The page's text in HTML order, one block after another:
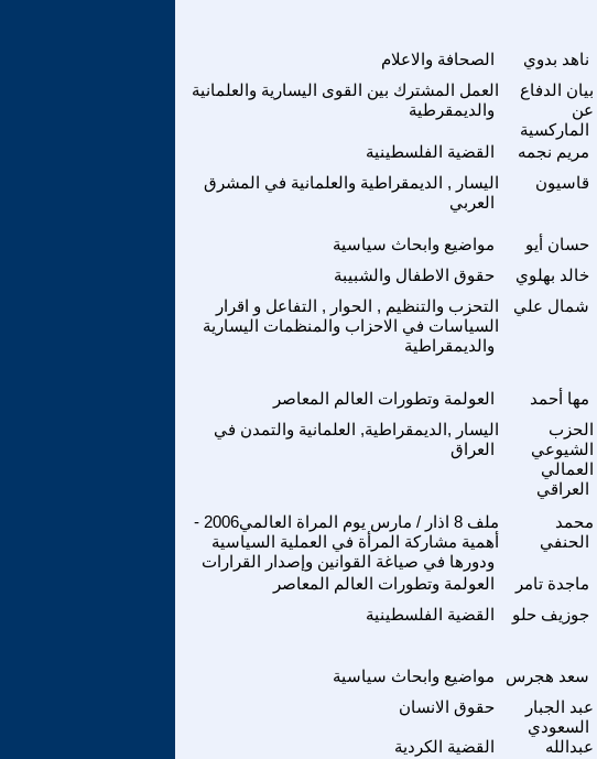
الصحافة والاعلام ناهد بدوي
العمل المشترك بين القوى اليسارية والعلمانية
والديمقرطية
بيان الدفاع
عن
الماركسية
القضية الفلسطينية مريم نجمه
اليسار , الديمقراطية والعلمانية في المشرق
العربي
قاسيون
مواضيع وابحاث سياسية حسان أيو
حقوق الاطفال والشبيبة
خالد بهلوي
التحزب والتنظيم , الحوار , التفاعل و اقرار
السياسات في الاحزاب والمنظمات اليسارية
والديمقراطية
شمال علي
العولمة وتطورات العالم المعاصر مها أحمد
اليسار ,الديمقراطية, العلمانية والتمدن في
العراق
الحزب
الشيوعي
العمالي
العراقي
ملف 8 اذار / مارس يوم المراة العالمي2006 -
أهمية مشاركة المرأة في العملية السياسية
ودورها في صياغة القوانين وإصدار القرارات
محمد
الحنفي
العولمة وتطورات العالم المعاصر ماجدة تامر
القضية الفلسطينية
جوزيف حلو
مواضيع وابحاث سياسية سعد هجرس
حقوق الانسان
عبد الجبار
السعودي
القضية الكردية
عبدالله